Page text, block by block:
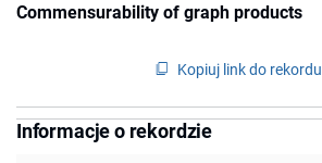
Commensurability of graph products
Kopiuj link do rekordu
Informacje o rekordzie